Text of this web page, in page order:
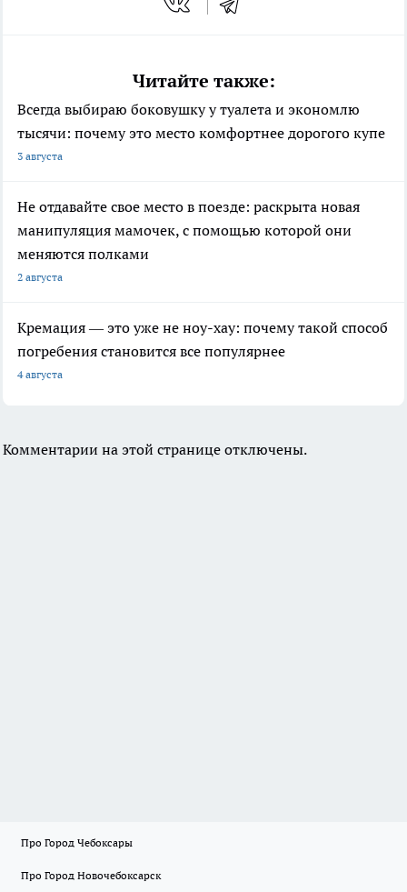
Читайте также:
Всегда выбираю боковушку у туалета и экономлю
тысячи: почему это место комфортнее дорогого купе
3 августа
Не отдавайте свое место в поезде: раскрыта новая
манипуляция мамочек, с помощью которой они
меняются полками
2 августа
Кремация — это уже не ноу-хау: почему такой способ
погребения становится все популярнее
4 августа
Комментарии на этой странице отключены.
Про Город Чебоксары
Про Город Новочебоксарск